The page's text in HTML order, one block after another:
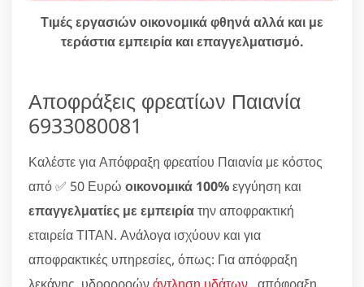
Τιμές εργασιών οικονομικά φθηνά αλλά και με
τεράστια εμπειρία και επαγγελματισμό.
Αποφράξεις φρεατίων Παιανία
6933080081
Καλέστε για Απόφραξη φρεατίου Παιανία με κόστος
από ✅ 50 Ευρώ οικονομικά 100%εγγύηση και
επαγγελματίες με εμπειρίατην αποφρακτική
εταιρεία ΤΙΤΑΝ. Ανάλογα ισχύουν και για
αποφρακτικές υπηρεσίες, όπως: Για απόφραξη